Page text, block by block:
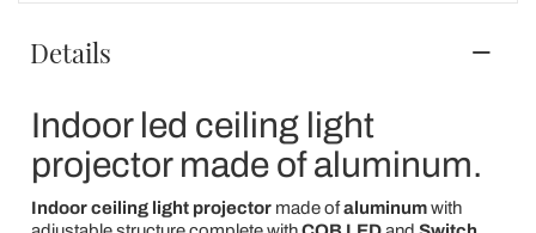
Details
Indoor led ceiling light
projector made of aluminum.
Indoor ceiling light projectormade ofaluminumwith